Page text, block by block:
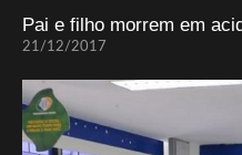
Pai e filho morrem em
21/12/2017